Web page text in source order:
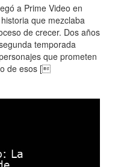
a Prime Video en
que mezclaba
de crecer. Dos años
temporada
que prometen
de esos [